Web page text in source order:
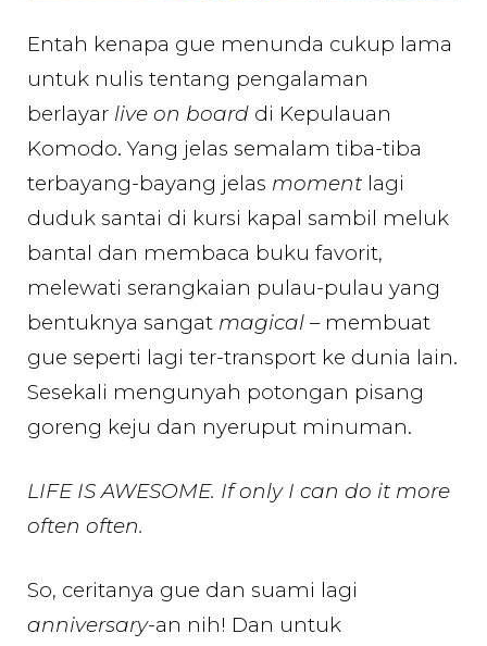
Entah kenapa gue menunda cukup lama
untuk nulis tentang pengalaman
berlayar live on board di Kepulauan
Komodo. Yang jelas semalam tiba-tiba
terbayang-bayang jelas moment lagi
duduk santai di kursi kapal sambil meluk
bantal dan membaca buku favorit,
melewati serangkaian pulau-pulau yang
bentuknya sangat magical – membuat
gue seperti lagi ter-transport ke dunia lain.
Sesekali mengunyah potongan pisang
goreng keju dan nyeruput minuman.
LIFE IS AWESOME. If only I can do it more
often often.
So, ceritanya gue dan suami lagi
anniversary-an nih! Dan untuk